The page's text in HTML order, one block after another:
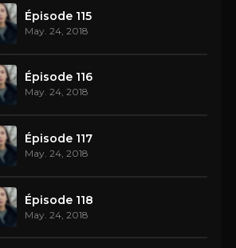
Épisode 115
May. 24, 2018
Épisode 116
May. 24, 2018
Épisode 117
May. 24, 2018
Épisode 118
May. 24, 2018